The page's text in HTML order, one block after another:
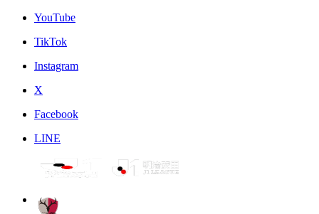
YouTube
TikTok
Instagram
X
Facebook
LINE